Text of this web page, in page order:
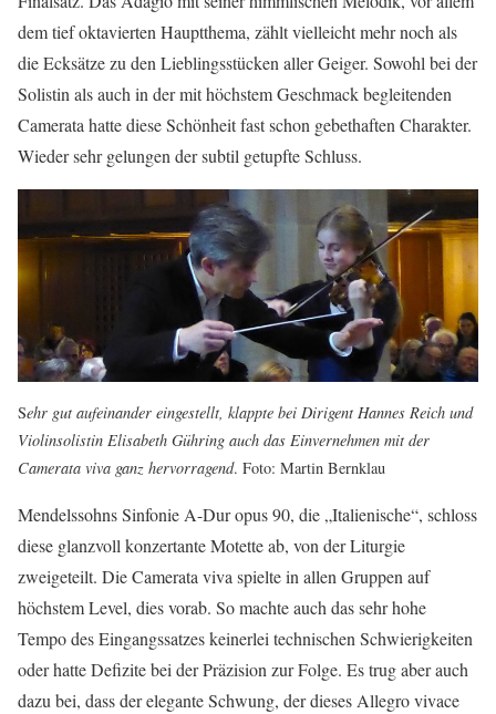
dem tief oktavierten Hauptthema, zählt vielleicht mehr noch als
die Ecksätze zu den Lieblingsstücken aller Geiger. Sowohl bei der
Solistin als auch in der mit höchstem Geschmack begleitenden
Camerata hatte diese Schönheit fast schon gebethaften Charakter.
Wieder sehr gelungen der subtil getupfte Schluss.
Sehr gut aufeinander eingestellt, klappte bei Dirigent Hannes Reich und
Violinsolistin Elisabeth Gühring auch das Einvernehmen mit der
Camerata viva ganz hervorragend. Foto: Martin Bernklau
Mendelssohns Sinfonie A-Dur opus 90, die „Italienische“, schloss
diese glanzvoll konzertante Motette ab, von der Liturgie
zweigeteilt. Die Camerata viva spielte in allen Gruppen auf
höchstem Level, dies vorab. So machte auch das sehr hohe
Tempo des Eingangssatzes keinerlei technischen Schwierigkeiten
oder hatte Defizite bei der Präzision zur Folge. Es trug aber auch
dazu bei, dass der elegante Schwung, der dieses Allegro vivace